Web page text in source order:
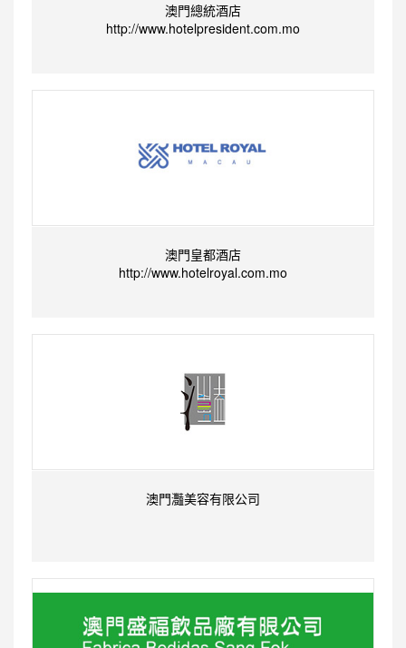
澳門總統酒店
http://www.hotelpresident.com.mo
澳門皇都酒店
http://www.hotelroyal.com.mo
澳門灩美容有限公司